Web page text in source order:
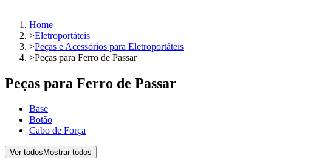
Home
>Eletroportáteis
>Peças e Acessórios para Eletroportáteis
>Peças para Ferro de Passar
Peças para Ferro de Passar
Base
Botão
Cabo de Força
Ver todos Mostrar todos